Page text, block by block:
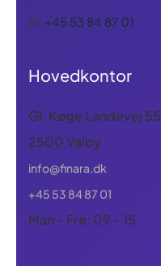
tlf. +45 53 84 87 01
Hovedkontor
Gl. Køge Landevej 55
2500 Valby
info@finara.dk
+45 53 84 87 01
Man - Fre: 09 - 15